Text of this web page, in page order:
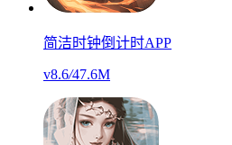
简洁时钟倒计时APP
v8.6/47.6M